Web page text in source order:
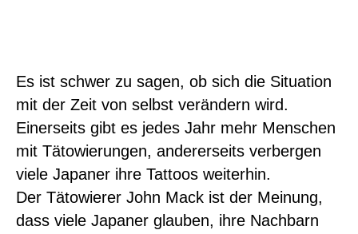
Es ist schwer zu sagen, ob sich die Situation
mit der Zeit von selbst verändern wird.
Einerseits gibt es jedes Jahr mehr Menschen
mit Tätowierungen, andererseits verbergen
viele Japaner ihre Tattoos weiterhin.
Der Tätowierer John Mack ist der Meinung,
dass viele Japaner glauben, ihre Nachbarn